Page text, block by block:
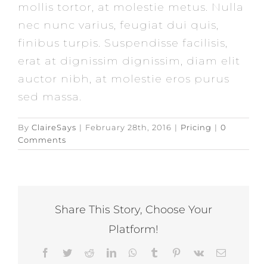
mollis tortor, at molestie metus. Nulla
nec nunc varius, feugiat dui quis,
finibus turpis. Suspendisse facilisis,
erat at dignissim dignissim, diam elit
auctor nibh, at molestie eros purus
sed massa.
By ClaireSays | February 28th, 2016 | Pricing | 0
Comments
Share This Story, Choose Your
Platform!
Facebook
TwitterReddit LinkedInWhatsApp
TumblrPinterest
Vk